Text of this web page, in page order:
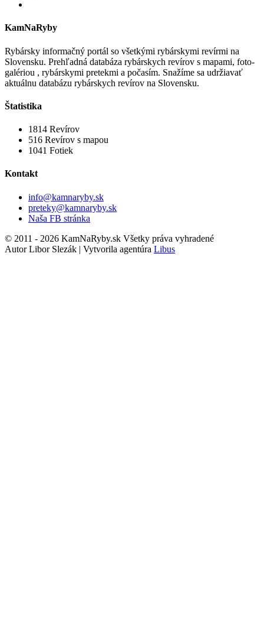
KamNaRyby
Rybársky informačný portál so všetkými rybárskymi revírmi na
Slovensku. Prehľadná databáza rybárskych revírov s mapami, foto-
galériou , rybárskymi pretekmi a počasím. Snažíme sa udržiavať
aktuálnu databázu rybárskych revírov na Slovensku.
Štatistika
1814 Revírov
516 Revírov s mapou
1041 Fotiek
Kontakt
info@kamnaryby.sk
preteky@kamnaryby.sk
Naša FB stránka
© 2011 - 2026 KamNaRyby.sk Všetky práva vyhradené
Autor Libor Slezák | Vytvorila agentúra Libus